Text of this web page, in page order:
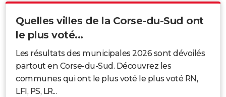
Quelles villes de la Corse-du-Sud ont
le plus voté...
Les résultats des municipales 2026 sont dévoilés
partout en Corse-du-Sud. Découvrez les
communes qui ont le plus voté le plus voté RN,
LFI, PS, LR...